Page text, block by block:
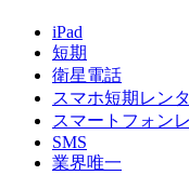
iPad
短期
衛星電話
スマホ短期レン
スマートフォン
SMS
業界唯一